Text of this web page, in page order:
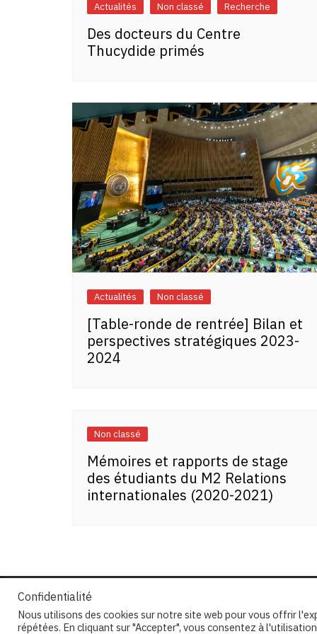
Actualités Non classé Recherche
Des docteurs du Centre
Thucydide primés
Actualités Non classé
[Table-ronde de rentrée] Bilan et
perspectives stratégiques 2023-
2024
Non classé
Mémoires et rapports de stage
des étudiants du M2 Relations
internationales (2020-2021)
Confidentialité
Nous utilisons des cookies sur notre site web pour vous offrir
répétées. En cliquant sur "Accepter", vous consentez à